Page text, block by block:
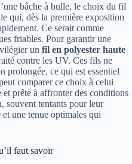
bâche à bulle, le choix du fil
qui, dès la première exposition
Ce serait comme
friables. Pour garantir une
un fil en polyester haute
contre les UV. Ces fils ne
prolongée, ce qui est essentiel
comparer ce choix à celui
et prête à affronter des conditions
souvent tentants pour leur
une tenue optimales qui
faut savoir